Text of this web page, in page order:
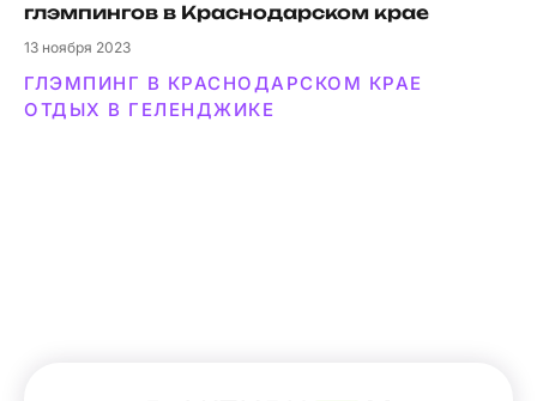
глэмпингов в Краснодарском крае
13 ноября 2023
ГЛЭМПИНГ В КРАСНОДАРСКОМ КРАЕ
ОТДЫХ В ГЕЛЕНДЖИКЕ